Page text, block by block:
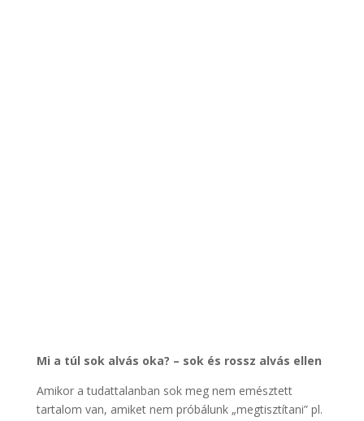
Mi a túl sok alvás oka? – sok és rossz alvás ellen
Amikor a tudattalanban sok meg nem emésztett
tartalom van, amiket nem próbálunk „megtisztítani” pl.